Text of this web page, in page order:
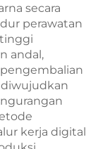
secara
perawatan
andal,
kerja digital